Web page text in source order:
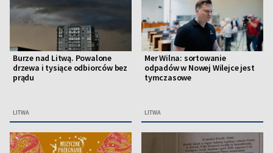
Burze nad Litwą. Powalone
drzewa i tysiące odbiorców bez
prądu
LITWA
Mer Wilna: sortowanie
odpadów w Nowej Wilejce jest
tymczasowe
LITWA